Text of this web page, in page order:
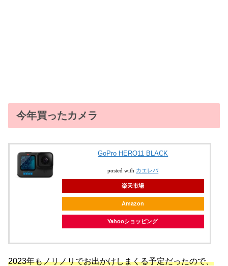
今年買ったカメラ
GoPro HERO11 BLACK
posted with カエレバ
楽天市場
Amazon
Yahooショッピング
2023年もノリノリでお出かけしまくる予定だったので、